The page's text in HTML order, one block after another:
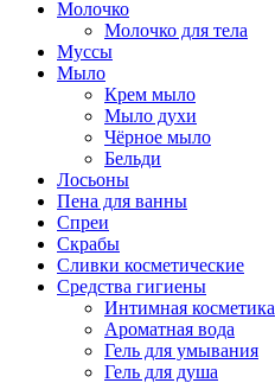
Молочко
Молочко для тела
Муссы
Мыло
Крем мыло
Мыло духи
Чёрное мыло
Бельди
Лосьоны
Пена для ванны
Спреи
Скрабы
Сливки косметические
Средства гигиены
Интимная косметика
Ароматная вода
Гель для умывания
Гель для душа